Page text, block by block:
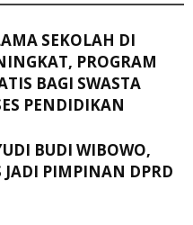
SEKOLAH DI
‎PROGRAM
BAGI SWASTA
PENDIDIKAN
BUDI WIBOWO,
JADI PIMPINAN DPRD